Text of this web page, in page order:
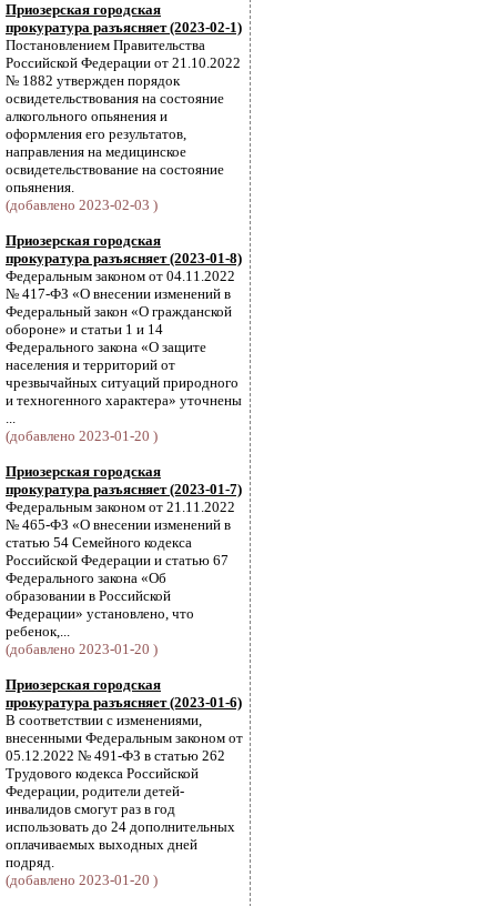
Приозерская городская
прокуратура разъясняет (2023-02-1)
Постановлением Правительства
Российской Федерации от 21.10.2022
№ 1882 утвержден порядок
освидетельствования на состояние
алкогольного опьянения и
оформления его результатов,
направления на медицинское
освидетельствование на состояние
опьянения.
(добавлено 2023-02-03 )
Приозерская городская
прокуратура разъясняет (2023-01-8)
Федеральным законом от 04.11.2022
№ 417-ФЗ «О внесении изменений в
Федеральный закон «О гражданской
обороне» и статьи 1 и 14
Федерального закона «О защите
населения и территорий от
чрезвычайных ситуаций природного
и техногенного характера» уточнены
...
(добавлено 2023-01-20 )
Приозерская городская
прокуратура разъясняет (2023-01-7)
Федеральным законом от 21.11.2022
№ 465-ФЗ «О внесении изменений в
статью 54 Семейного кодекса
Российской Федерации и статью 67
Федерального закона «Об
образовании в Российской
Федерации» установлено, что
ребенок,...
(добавлено 2023-01-20 )
Приозерская городская
прокуратура разъясняет (2023-01-6)
В соответствии с изменениями,
внесенными Федеральным законом от
05.12.2022 № 491-ФЗ в статью 262
Трудового кодекса Российской
Федерации, родители детей-
инвалидов смогут раз в год
использовать до 24 дополнительных
оплачиваемых выходных дней
подряд.
(добавлено 2023-01-20 )